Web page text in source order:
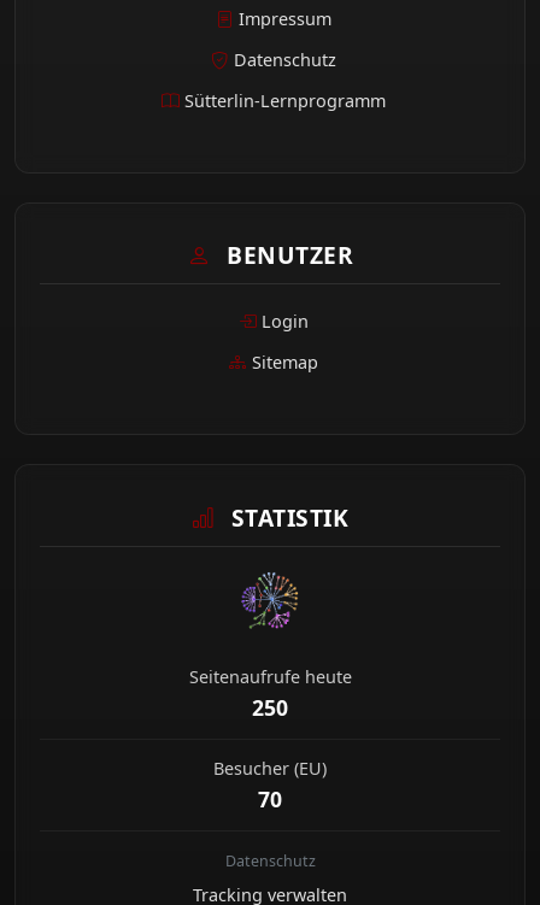
Impressum
Datenschutz
Sütterlin-Lernprogramm
BENUTZER
Login
Sitemap
STATISTIK
Seitenaufrufe heute
250
Besucher (EU)
70
Datenschutz
Tracking verwalten